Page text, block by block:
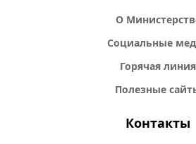
О
Социальные
Горячая линия
Полезные
Контакты